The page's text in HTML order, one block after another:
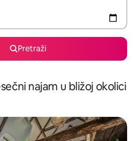
Pretraži
najam u bližoj okolici